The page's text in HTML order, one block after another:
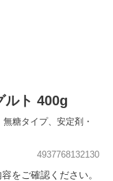
ルト 400g
糖タイプ、安定剤・
4937768132130
をご確認ください。